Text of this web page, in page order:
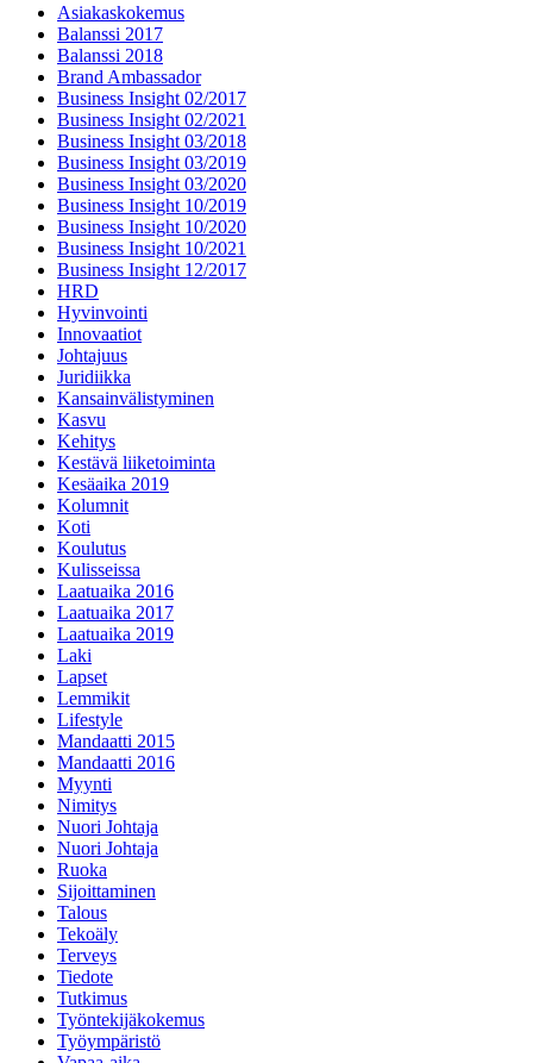
Asiakaskokemus
Balanssi 2017
Balanssi 2018
Brand Ambassador
Business Insight 02/2017
Business Insight 02/2021
Business Insight 03/2018
Business Insight 03/2019
Business Insight 03/2020
Business Insight 10/2019
Business Insight 10/2020
Business Insight 10/2021
Business Insight 12/2017
HRD
Hyvinvointi
Innovaatiot
Johtajuus
Juridiikka
Kansainvälistyminen
Kasvu
Kehitys
Kestävä liiketoiminta
Kesäaika 2019
Kolumnit
Koti
Koulutus
Kulisseissa
Laatuaika 2016
Laatuaika 2017
Laatuaika 2019
Laki
Lapset
Lemmikit
Lifestyle
Mandaatti 2015
Mandaatti 2016
Myynti
Nimitys
Nuori Johtaja
Nuori Johtaja
Ruoka
Sijoittaminen
Talous
Tekoäly
Terveys
Tiedote
Tutkimus
Työntekijäkokemus
Työympäristö